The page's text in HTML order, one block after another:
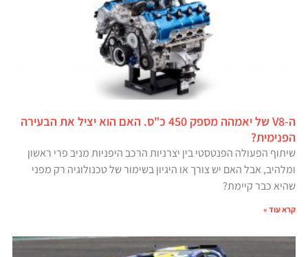
ה-V8 של יאמהה מספק 450 כ"ס. האם הוא יציל את הבעירה
הפנימית?
שיתוף הפעולה הפנטסטי בין יצרניות הרכב היפניות מניב פרי ראשון
ומלהיב, אבל האם יש צורך או היגיון בשימור של טכנולוגיה רק מפני
שהיא כבר קיימת?
קרא עוד »